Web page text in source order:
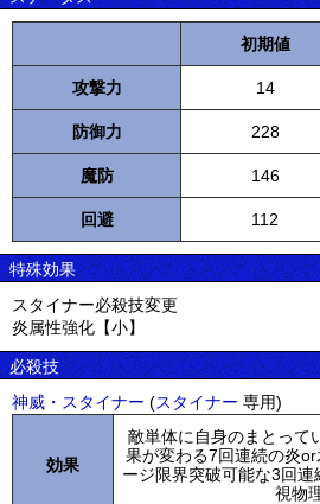
初期値
攻撃力 14
防御力 228
魔防 146
回避 112
特殊効果
スタイナー必殺技変更
炎属性強化【小】
必殺技
神威・スタイナー (スタイナー 専用)
効果
敵単体に自身のまとって
果が変わる7回連続の炎
ージ限界突破可能な3回
視物